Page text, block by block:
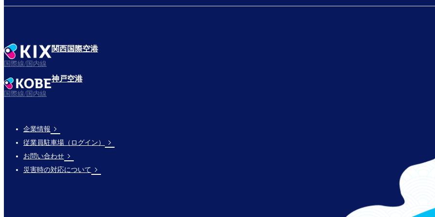
関西国際空港
国際線/国内線
神戸空港
国際線/国内線
Footer
Links
企業情報
従業員駐車場（ログイン）
お問い合わせ
災害時の対応について